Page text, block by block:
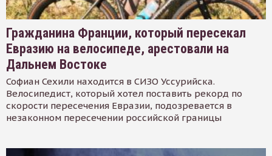
Гражданина Франции, который пересекал
Евразию на велосипеде, арестовали на
Дальнем Востоке
Софиан Сехили находится в СИЗО Уссурийска.
Велосипедист, который хотел поставить рекорд по
скорости пересечения Евразии, подозревается в
незаконном пересечении российской границы